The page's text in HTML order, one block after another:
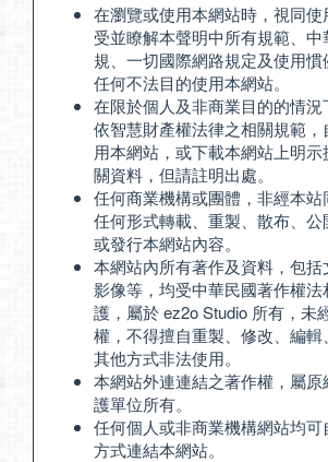
在瀏覽或使用本網站時，視同
受並瞭解本聲明中所有規範、
規、一切國際網路規定及使用
任何不法目的使用本網站。
在限於個人及非商業目的的情
依智慧財產權法律之相關規範，
用本網站，或下載本網站上明
關資料，但請註明出處。
任何商業機構或團體，非經本站
任何形式轉載、重製、散布、公
或發行本網站內容。
本網站內所有著作及資料，包括
影像等，均受中華民國著作權法
護，屬於 ez2o Studio 所有，未
權，不得擅自重製、修改、編輯
其他方式非法使用。
本網站外連連結之著作權，屬
護單位所有。
任何個人或非商業機構網站均
方式連結本網站。